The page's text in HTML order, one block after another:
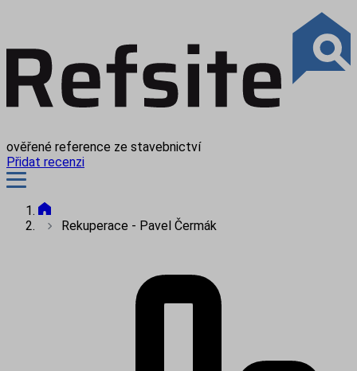
ověřené reference ze stavebnictví
Přidat recenzi
Rekuperace - Pavel Čermák